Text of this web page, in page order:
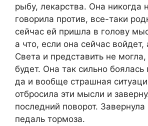
рыбу, лекарства. Она никогда
говорила против, все-таки
сейчас ей пришла в голову
а что, если она сейчас войдет,
Света и представить не могла,
будет. Она так сильно боялась
да и вообще страшная
отбросила эти мысли и
последний поворот.
педаль тормоза.